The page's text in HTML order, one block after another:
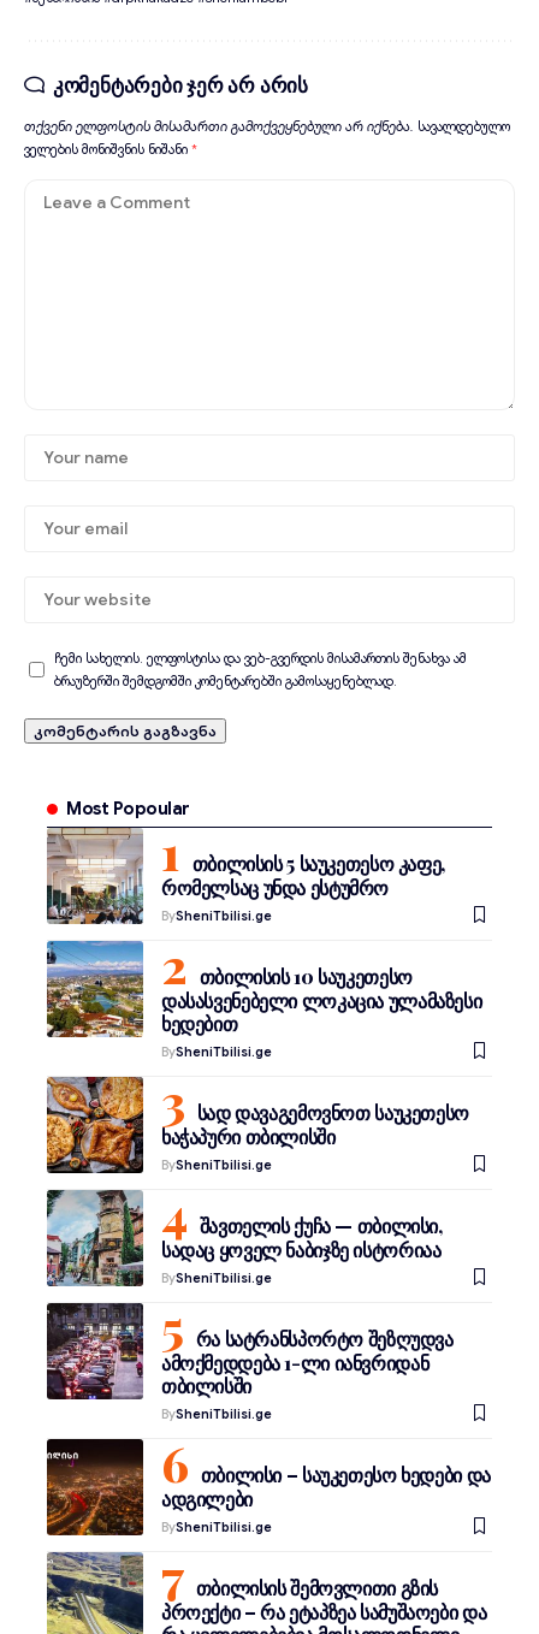
კომენტარები ჯერ არ არის
თქვენი ელფოსტის მისამართი გამოქვეყნებული არ იქნება. სავალდებულო
ველების მონიშვნის ნიშანი *
ჩემი სახელის. ელფოსტისა და ვებ-გვერდის მისამართის შენახვა ამ
ბრაუზერში შემდგომში კომენტარებში გამოსაყენებლად.
Most Popoular
თბილისის 5 საუკეთესო კაფე,
რომელსაც უნდა ესტუმრო
BySheniTbilisi.ge
თბილისის 10 საუკეთესო
დასასვენებელი ლოკაცია ულამაზესი
ხედებით
BySheniTbilisi.ge
სად დავაგემოვნოთ საუკეთესო
ხაჭაპური თბილისში
BySheniTbilisi.ge
შავთელის ქუჩა — თბილისი,
სადაც ყოველ ნაბიჯზე ისტორიაა
BySheniTbilisi.ge
რა სატრანსპორტო შეზღუდვა
ამოქმედდება 1-ლი იანვრიდან
თბილისში
BySheniTbilisi.ge
თბილისი – საუკეთესო ხედები და
ადგილები
BySheniTbilisi.ge
თბილისის შემოვლითი გზის
პროექტი – რა ეტაპზეა სამუშაოები და